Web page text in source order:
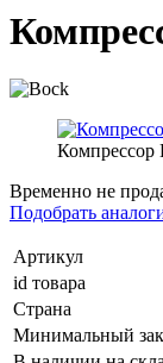
Компрессор
Временно не
Подобрать
Артикул
id товара
Страна
Минимальный